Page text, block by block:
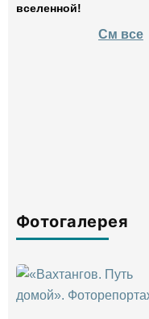
вселенной!
См все
Фотогалерея